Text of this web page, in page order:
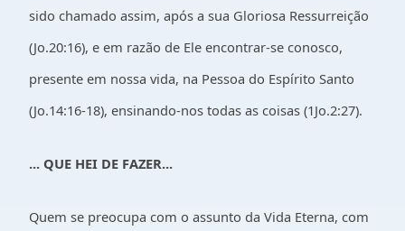
sido chamado assim, após a sua Gloriosa Ressurreição
(Jo.20:16), e em razão de Ele encontrar-se conosco,
presente em nossa vida, na Pessoa do Espírito Santo
(Jo.14:16-18), ensinando-nos todas as coisas (1Jo.2:27).
... QUE HEI DE FAZER...
Quem se preocupa com o assunto da Vida Eterna, com